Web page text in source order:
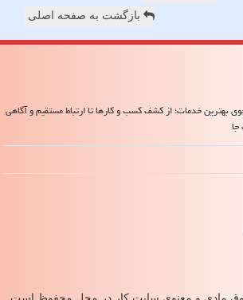
بازگشت به صفحه اصلی
بهترین خدمات؛ از کشف کسب و کارها تا ارتباط مستقیم و آگاهی